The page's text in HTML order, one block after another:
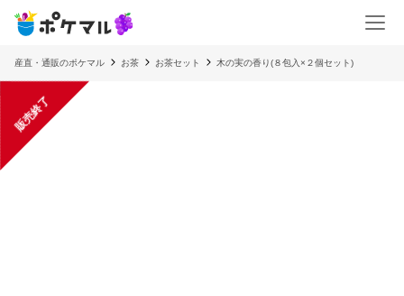
産直・通販のポケマル お茶 お茶セット 木の実の香り(８包入×２個セット)
販売終了